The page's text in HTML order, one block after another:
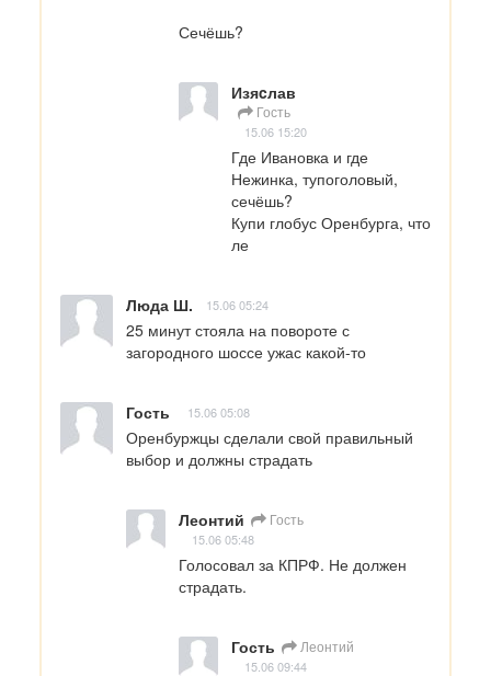
Сечёшь?
Изяcлав
Гость
15.06 15:20
Где Ивановка и где
Нежинка, тупоголовый,
сечёшь?
Купи глобус Оренбурга, что
ле
Люда Ш. 15.06 05:24
25 минут стояла на повороте с
загородного шоссе ужас какой-то
Гость 15.06 05:08
Оренбуржцы сделали свой правильный
выбор и должны страдать
Леонтий Гость
15.06 05:48
Голосовал за КПРФ. Не должен
страдать.
Гость Леонтий
15.06 09:44